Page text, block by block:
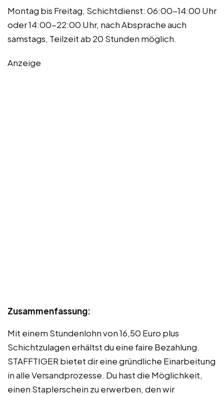
Montag bis Freitag, Schichtdienst: 06:00-14:00 Uhr
oder 14:00-22:00 Uhr, nach Absprache auch
samstags, Teilzeit ab 20 Stunden möglich.
Anzeige
Zusammenfassung:
Mit einem Stundenlohn von 16,50 Euro plus
Schichtzulagen erhältst du eine faire Bezahlung.
STAFFTIGER bietet dir eine gründliche Einarbeitung
in alle Versandprozesse. Du hast die Möglichkeit,
einen Staplerschein zu erwerben, den wir